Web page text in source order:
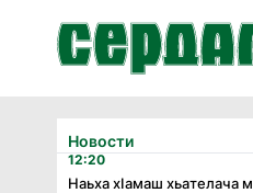
Новости
12:20
Наьха хӏамаш хьателача